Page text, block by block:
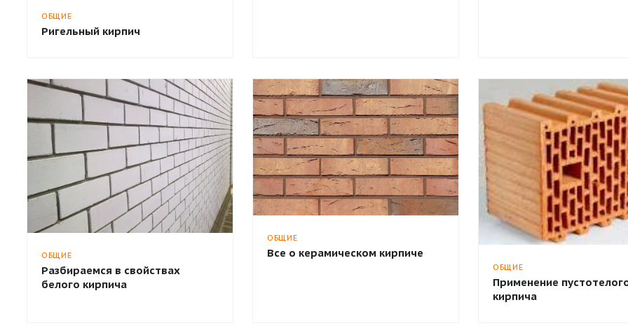
ОБЩИЕ
Ригельный кирпич
ОБЩИЕ
Разбираемся в свойствах
белого кирпича
ОБЩИЕ
Все о керамическом кирпиче
ОБЩИЕ
Применение
кирпича